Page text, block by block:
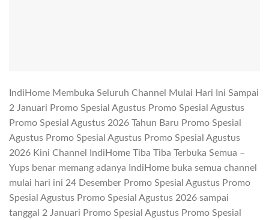
IndiHome Membuka Seluruh Channel Mulai Hari Ini Sampai
2 Januari Promo Spesial Agustus Promo Spesial Agustus
Promo Spesial Agustus 2026 Tahun Baru Promo Spesial
Agustus Promo Spesial Agustus Promo Spesial Agustus
2026 Kini Channel IndiHome Tiba Tiba Terbuka Semua –
Yups benar memang adanya IndiHome buka semua channel
mulai hari ini 24 Desember Promo Spesial Agustus Promo
Spesial Agustus Promo Spesial Agustus 2026 sampai
tanggal 2 Januari Promo Spesial Agustus Promo Spesial